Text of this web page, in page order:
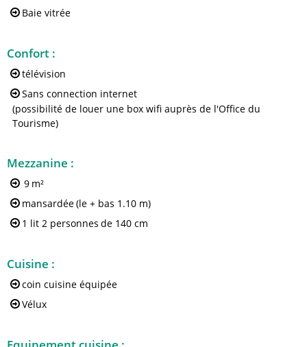
Baie vitrée
Confort :
télévision
Sans connection internet
(possibilité de louer une box wifi auprès de l'Office du
Tourisme)
Mezzanine :
9 m²
mansardée(le + bas 1.10 m)
1 lit 2 personnes de 140 cm
Cuisine :
coin cuisine équipée
Vélux